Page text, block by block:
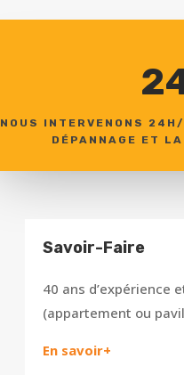
NOUS INTERVENONS
DÉPANNAGE ET
Savoir-Faire
40 ans
(appartement ou
En savoir+